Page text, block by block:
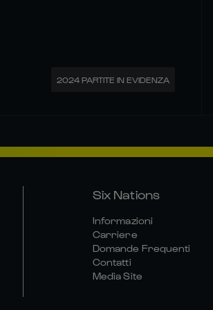
2024 PARTITE IN EVIDENZA
Six Nations
Informazioni
Carriere
Domande Frequenti
Contatti
Media Site